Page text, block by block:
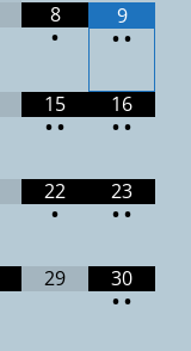
8
•
9
••
15
••
16
••
22
•
23
••
29
30
••